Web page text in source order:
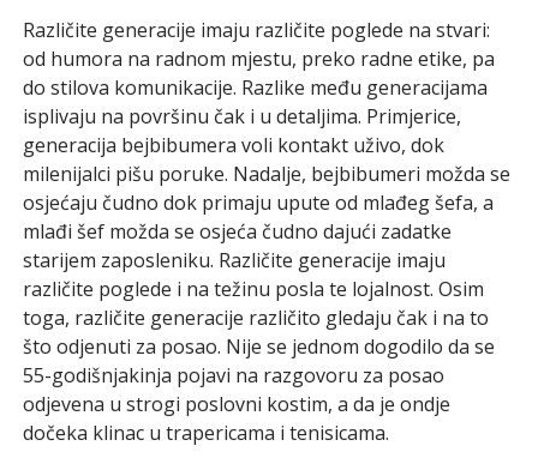
Različite generacije imaju različite poglede na stvari:
od humora na radnom mjestu, preko radne etike, pa
do stilova komunikacije. Razlike među generacijama
isplivaju na površinu čak i u detaljima. Primjerice,
generacija bejbibumera voli kontakt uživo, dok
milenijalci pišu poruke. Nadalje, bejbibumeri možda se
osjećaju čudno dok primaju upute od mlađeg šefa, a
mlađi šef možda se osjeća čudno dajući zadatke
starijem zaposleniku. Različite generacije imaju
različite poglede i na težinu posla te lojalnost. Osim
toga, različite generacije različito gledaju čak i na to
što odjenuti za posao. Nije se jednom dogodilo da se
55-godišnjakinja pojavi na razgovoru za posao
odjevena u strogi poslovni kostim, a da je ondje
dočeka klinac u trapericama i tenisicama.